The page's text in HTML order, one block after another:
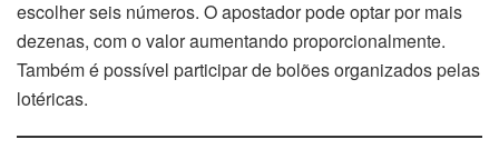
escolher seis números. O apostador pode optar por mais
dezenas, com o valor aumentando proporcionalmente.
Também é possível participar de bolões organizados pelas
lotéricas.